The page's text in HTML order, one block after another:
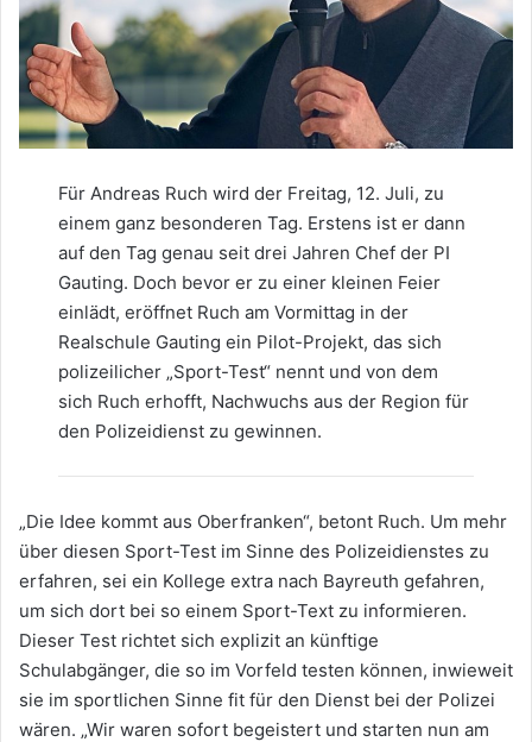
Für Andreas Ruch wird der Freitag, 12. Juli, zu
einem ganz besonderen Tag. Erstens ist er dann
auf den Tag genau seit drei Jahren Chef der PI
Gauting. Doch bevor er zu einer kleinen Feier
einlädt, eröffnet Ruch am Vormittag in der
Realschule Gauting ein Pilot-Projekt, das sich
polizeilicher „Sport-Test“ nennt und von dem
sich Ruch erhofft, Nachwuchs aus der Region für
den Polizeidienst zu gewinnen.
„Die Idee kommt aus Oberfranken“, betont Ruch. Um mehr
über diesen Sport-Test im Sinne des Polizeidienstes zu
erfahren, sei ein Kollege extra nach Bayreuth gefahren,
um sich dort bei so einem Sport-Text zu informieren.
Dieser Test richtet sich explizit an künftige
Schulabgänger, die so im Vorfeld testen können, inwieweit
sie im sportlichen Sinne fit für den Dienst bei der Polizei
wären. „Wir waren sofort begeistert und starten nun am